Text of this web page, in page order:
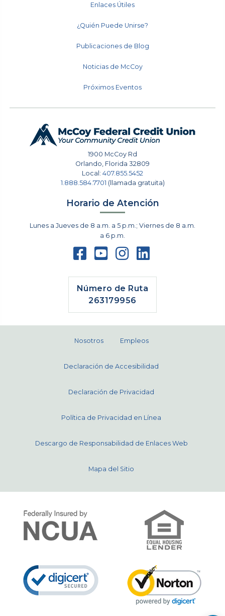
Enlaces Útiles
¿Quién Puede Unirse?
Publicaciones de Blog
Noticias de McCoy
Próximos Eventos
1900 McCoy Rd
Orlando Florida 32809
Local: 407.855.5452
1.888.584.7701 (llamada gratuita)
Horario de Atención
Lunes a Jueves de 8 a.m. a 5 p.m.; Viernes de 8 a.m.
a 6 p.m.
Número de Ruta
263179956
Nosotros Empleos
Declaración de Accesibilidad
Declaración de Privacidad
Política de Privacidad en Línea
Descargo de Responsabilidad de Enlaces Web
Mapa del Sitio